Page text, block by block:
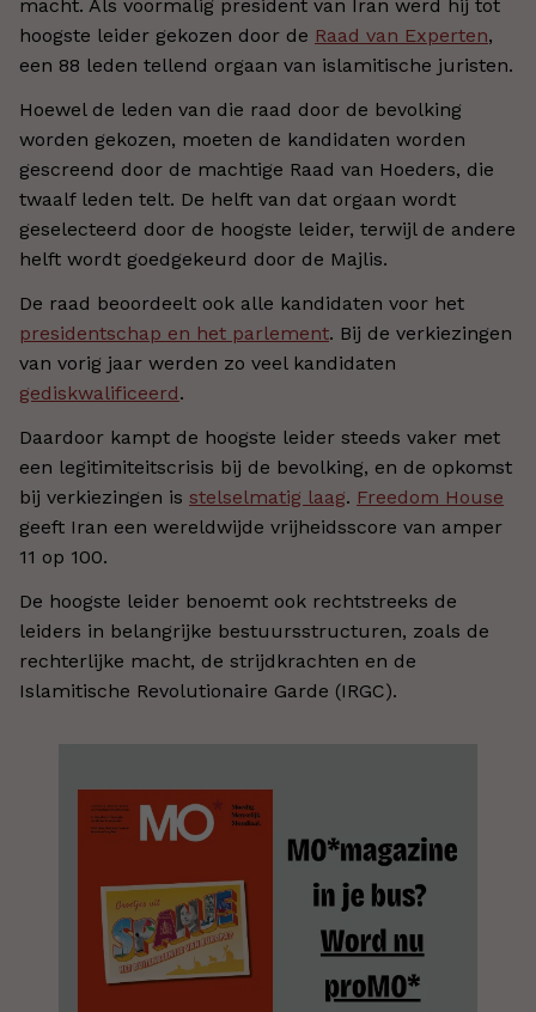
macht. Als voormalig president van Iran werd hij tot
hoogste leider gekozen door de Raad van Experten,
een 88 leden tellend orgaan van islamitische juristen.
Hoewel de leden van die raad door de bevolking
worden gekozen, moeten de kandidaten worden
gescreend door de machtige Raad van Hoeders, die
twaalf leden telt. De helft van dat orgaan wordt
geselecteerd door de hoogste leider, terwijl de andere
helft wordt goedgekeurd door de Majlis.
De raad beoordeelt ook alle kandidaten voor het
presidentschap en het parlement. Bij de verkiezingen
van vorig jaar werden zo veel kandidaten
gediskwalificeerd.
Daardoor kampt de hoogste leider steeds vaker met
een legitimiteitscrisis bij de bevolking, en de opkomst
bij verkiezingen is stelselmatig laag. Freedom House
geeft Iran een wereldwijde vrijheidsscore van amper
11 op 100.
De hoogste leider benoemt ook rechtstreeks de
leiders in belangrijke bestuursstructuren, zoals de
rechterlijke macht, de strijdkrachten en de
Islamitische Revolutionaire Garde (IRGC).